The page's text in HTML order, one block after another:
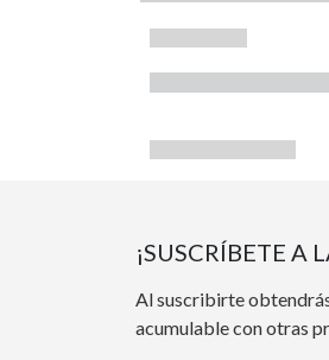
¡SUSCRÍBETE A
Al suscribirte
acumulable con otras